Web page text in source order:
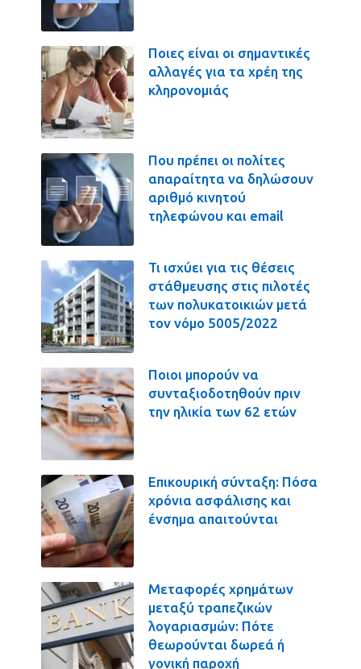
Ποιες είναι οι σημαντικές
αλλαγές για τα χρέη της
κληρονομιάς
Που πρέπει οι πολίτες
απαραίτητα να δηλώσουν
αριθμό κινητού
τηλεφώνου και email
Τι ισχύει για τις θέσεις
στάθμευσης στις πιλοτές
των πολυκατοικιών μετά
τον νόμο 5005/2022
Ποιοι μπορούν να
συνταξιοδοτηθούν πριν
την ηλικία των 62 ετών
Επικουρική σύνταξη: Πόσα
χρόνια ασφάλισης και
ένσημα απαιτούνται
Μεταφορές χρημάτων
μεταξύ τραπεζικών
λογαριασμών: Πότε
θεωρούνται δωρεά ή
γονική παροχή